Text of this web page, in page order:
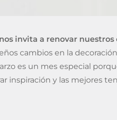
invita a renovar nuestros
cambios en la
es un mes especial
inspiración y las mejores